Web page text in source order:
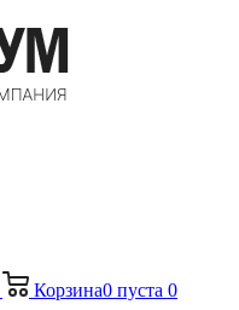
Корзина0 пуста 0